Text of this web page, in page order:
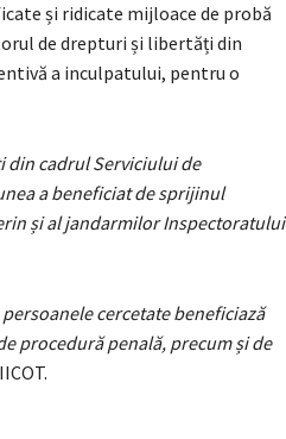
și ridicate mijloace de probă
de drepturi și libertăți din
a inculpatului, pentru o
din cadrul Serviciului de
a beneficiat de sprijinul
și al jandarmilor Inspectoratului
cercetate beneficiază
procedură penală, precum și de